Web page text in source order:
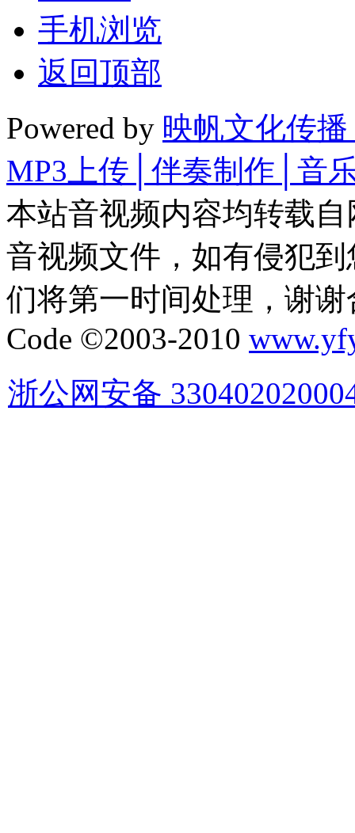
手机浏览
返回顶部
Powered by 映帆文化传
MP3上传│伴奏制作│音
本站音视频内容均转载
音视频文件，如有侵犯
们将第一时间处理，谢谢
Code ©2003-2010
浙公网安备